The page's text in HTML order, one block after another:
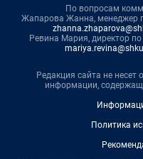
По вопросам
Жапарова Жанна, менеджер
Ревина Мария, директор
Редакция сайта не несет
информации,
Политика